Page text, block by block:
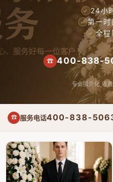
✓ 24小
✓ 第一时
✓ 全程
☎ 400-838-
专业服务化 收
☎ 服务电话400-838-